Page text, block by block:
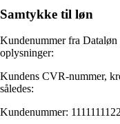
Samtykke til løn
Kundenummer fra Dataløn
oplysninger:
Kundens CVR-nummer,
således:
Kundenummer: